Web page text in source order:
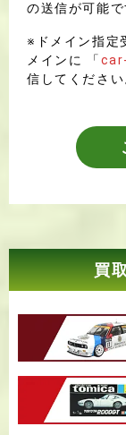
の送信が可能で
※ドメイン指定
メインに 「
信してください
買